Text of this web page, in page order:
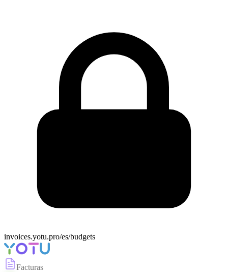
invoices.yotu.pro/es/budgets
Facturas